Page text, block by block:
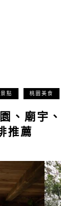
點 桃園美食
、廟宇
推薦